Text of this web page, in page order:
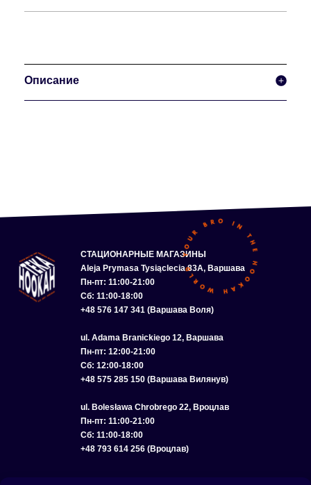
Описание
СТАЦИОНАРНЫЕ МАГАЗИНЫ
Aleja Prymasa Tysiąclecia 83A, Варшава
Пн-пт: 11:00-21:00
Сб: 11:00-18:00
+48 576 147 341 (Варшава Воля)
ul. Adama Branickiego 12, Варшава
Пн-пт: 12:00-21:00
Сб: 12:00-18:00
+48 575 285 150 (Варшава Вилянув)
ul. Bolesława Chrobrego 22, Вроцлав
Пн-пт: 11:00-21:00
Сб: 11:00-18:00
+48 793 614 256 (Вроцлав)